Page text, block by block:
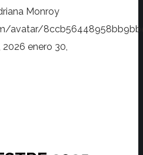
Monroy
avatar/
2026 enero 30,